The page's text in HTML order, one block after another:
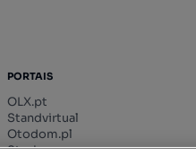
PORTAIS
OLX.pt
Standvirtual
Otodom.pl
Storia.ro